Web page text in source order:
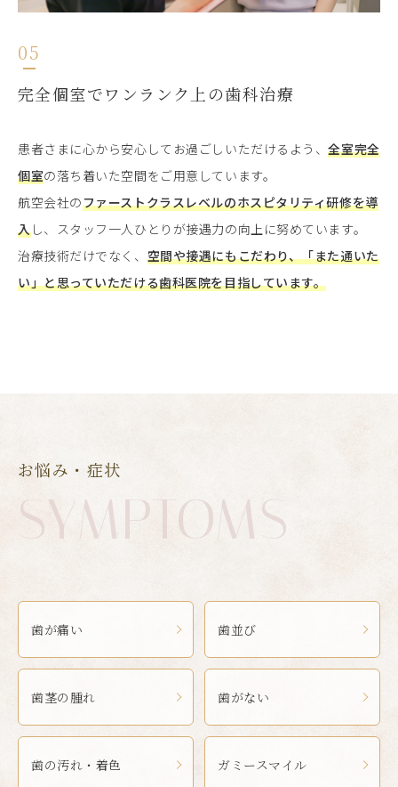
05
完全個室でワンランク上の歯科治療
患者さまに心から安心してお過ごしいただけるよう、全室完全
個室の落ち着いた空間をご用意しています。
航空会社のファーストクラスレベルのホスピタリティ研修を導
入し、スタッフ一人ひとりが接遇力の向上に努めています。
治療技術だけでなく、 空間や接遇にもこだわり、「また通いた
い」と思っていただける歯科医院を目指しています。
お悩み・症状
SYMPTOMS
歯が痛い 歯並び
歯茎の腫れ 歯がない
歯の汚れ・着色 ガミースマイル